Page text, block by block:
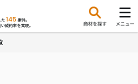
た 145 案件。
成約率を実現。